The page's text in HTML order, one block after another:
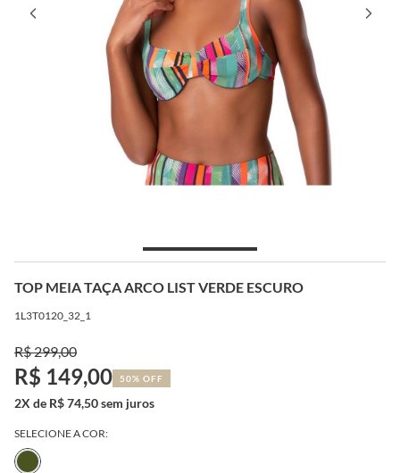
TOP MEIA TAÇA ARCO LIST VERDE ESCURO
1L3T0120_32_1
R$ 299,00
R$ 149,00 50% OFF
2X de R$ 74,50 sem juros
SELECIONE A COR: